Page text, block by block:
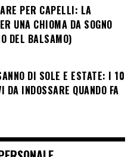
PER CAPELLI: LA
UNA CHIOMA DA SOGNO
DEL BALSAMO)
DI SOLE E ESTATE: I 10
DA INDOSSARE QUANDO FA